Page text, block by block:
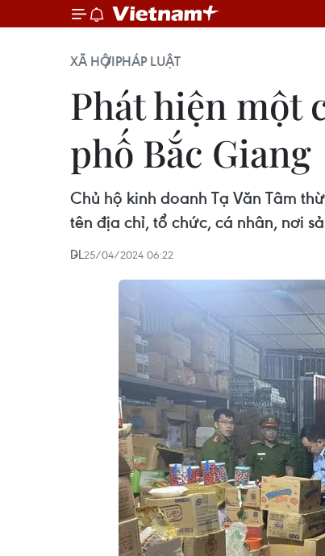
XÃ HỘIPHÁP LUẬT
Phát hiện một
phố Bắc Giang
Chủ hộ kinh doanh Tạ Văn Tâm
tên địa chỉ, tổ chức, cá nhân, nơi
DL25/04/2024 06:22